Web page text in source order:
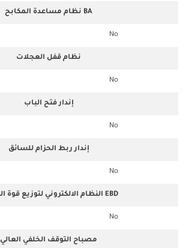
نظام مساعدة المكابح BA
No
نظام قفل العجلات
No
إندار فتح الباب
No
إندار ربط الحزام للسائق
No
النظام الالكتروني لتوزيع قوة المكابح EBD
No
مصباح التوقف الخلفي العالي